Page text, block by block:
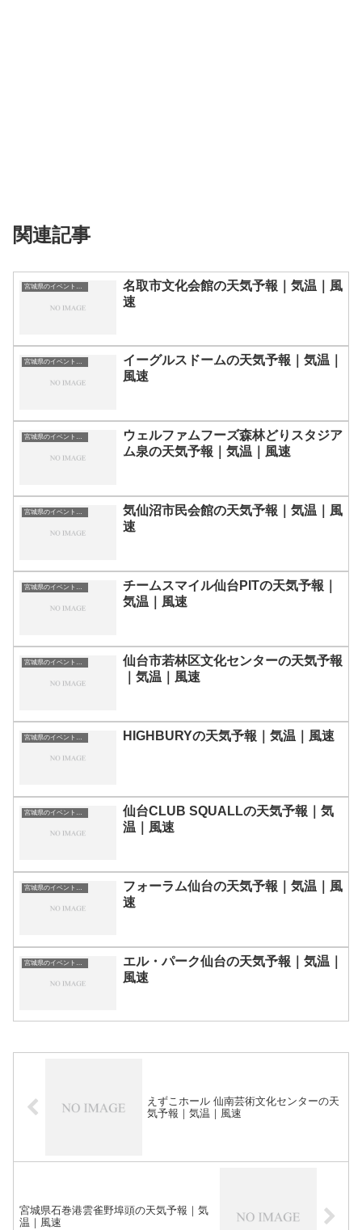
関連記事
宮城県のイベント会場一覧
名取市文化会館の天気予報｜気温｜風
速
宮城県のイベント会場一覧
イーグルスドームの天気予報｜気温｜
風速
宮城県のイベント会場一覧
ウェルファムフーズ森林どりスタジア
ム泉の天気予報｜気温｜風速
宮城県のイベント会場一覧
気仙沼市民会館の天気予報｜気温｜風
速
宮城県のイベント会場一覧
チームスマイル仙台PITの天気予報｜
気温｜風速
宮城県のイベント会場一覧
仙台市若林区文化センターの天気予報
｜気温｜風速
宮城県のイベント会場一覧 HIGHBURYの天気予報｜気温｜風速
仙台CLUB SQUALLの天気予報｜気
温｜風速
フォーラム仙台の天気予報｜気温｜風
速
エル・パーク仙台の天気予報｜気温｜
風速
えずこホール 仙南芸術文化センターの天
気予報｜気温｜風速
宮城県石巻港雲雀野埠頭の天気予報｜気
温｜風速